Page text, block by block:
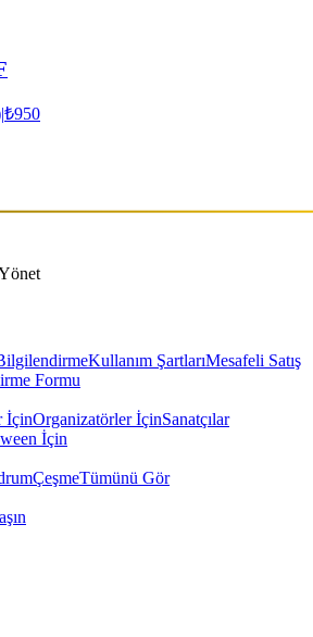
|₺950
Kullanım ŞartlarıMesafeli Satış
Formu
İçinOrganizatörler İçinSanatçılar
İçin
ÇeşmeTümünü Gör